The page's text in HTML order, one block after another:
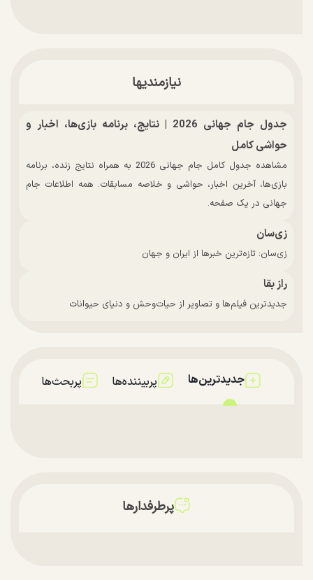
نیازمندیها
جدول جام جهانی 2026 | نتایج، برنامه بازی‌ها، اخبار و
حواشی کامل
مشاهده جدول کامل جام جهانی 2026 به همراه نتایج زنده، برنامه
بازی‌ها، آخرین اخبار، حواشی و خلاصه مسابقات. همه اطلاعات جام
جهانی در یک صفحه.
زی‌سان
زی‌سان: تازه‌ترین خبرها از ایران و جهان
راز بقا
جدیدترین فیلم‌ها و تصاویر از حیات‌وحش و دنیای حیوانات
جدیدترین‌ها پربیننده‌ها پربحث‌ها
پرطرفدارها